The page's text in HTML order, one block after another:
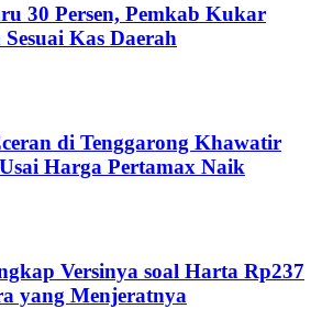
30 Persen, Pemkab Kukar
Kas Daerah
di Tenggarong Khawatir
Harga Pertamax Naik
Versinya soal Harta Rp237
yang Menjeratnya